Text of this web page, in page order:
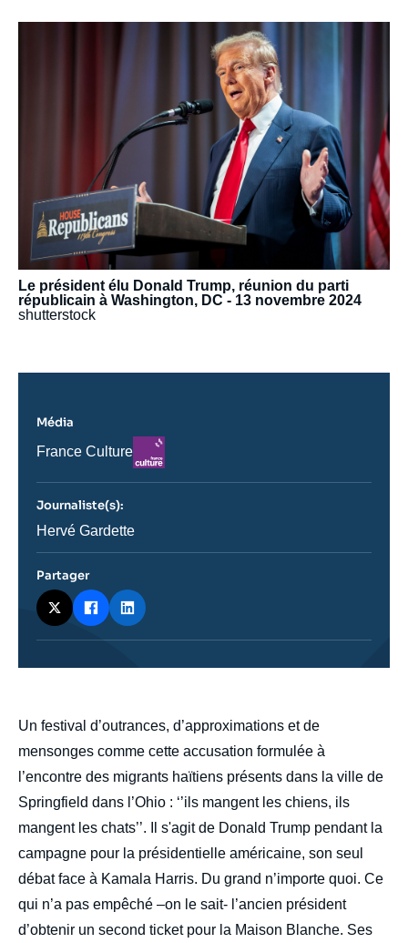
Le président élu Donald Trump, réunion du parti
républicain à Washington, DC - 13 novembre 2024
shutterstock
body
Un festival d’outrances, d’approximations et de
mensonges comme cette accusation formulée à
l’encontre des migrants haïtiens présents dans la ville de
Springfield dans l’Ohio : ‘’ils mangent les chiens, ils
mangent les chats’’. Il s'agit de Donald Trump pendant la
campagne pour la présidentielle américaine, son seul
débat face à Kamala Harris. Du grand n’importe quoi. Ce
qui n’a pas empêché –on le sait- l’ancien président
d’obtenir un second ticket pour la Maison Blanche. Ses
Média
Nom
journal,
ou
émission
France Culture
Logo
Journaliste(s):
Journaliste
Hervé Gardette
Partager